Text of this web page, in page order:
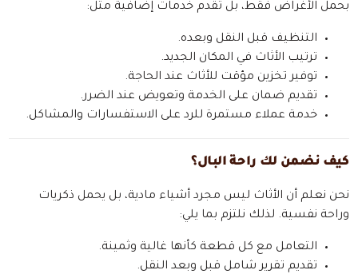
بحمل الأغراض فقط، بل تقدم خدمات إضافية مثل:
التنظيف قبل النقل وبعده.
ترتيب الأثاث في المكان الجديد.
توفير تخزين مؤقت للأثاث عند الحاجة.
تقديم ضمان على الخدمة وتعويض عند الضرر.
خدمة عملاء مستمرة للرد على الاستفسارات والمشاكل.
كيف نضمن لك راحة البال؟
نحن نعلم أن الأثاث ليس مجرد أشياء مادية، بل يحمل ذكريات
وراحة نفسية. لذلك نلتزم بما يلي:
التعامل مع كل قطعة كأنها غالية وثمينة.
تقديم تقرير شامل قبل وبعد النقل.